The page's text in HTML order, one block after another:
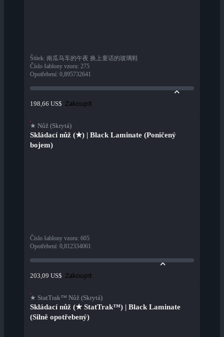
Štítek: 南瓜马车的午夜 换上童话的玻璃鞋
Číslo šablony vzoru: 275
Opotřebení: 0,895732641
198,66 US$ Zakoupit
★ Nůž (Skrytá)
Skládací nůž (★) | Black Laminate (Poničený
bojem)
Číslo šablony vzoru: 605
Opotřebení: 0,812334061
203,09 US$ Zakoupit
★ StatTrak™ Nůž (Skrytá)
Skládací nůž (★ StatTrak™) | Black Laminate
(Silně opotřebený)